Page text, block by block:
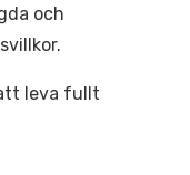
och
leva fullt